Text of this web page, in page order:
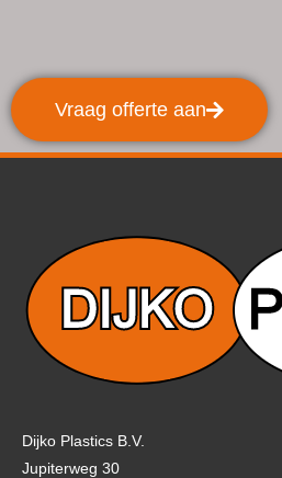
Vraag offerte aan
Dijko Plastics B.V.
Jupiterweg 30